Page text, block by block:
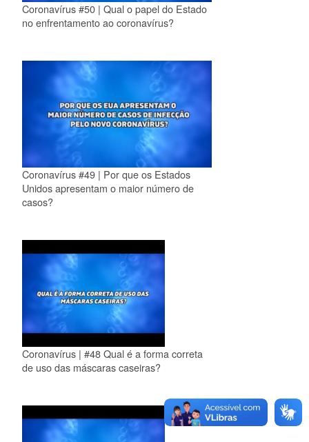
Coronavírus #50 | Qual o papel do Estado
no enfrentamento ao coronavírus?
Coronavírus #49 | Por que os Estados
Unidos apresentam o maior número de
casos?
Coronavírus | #48 Qual é a forma correta
de uso das máscaras caseiras?